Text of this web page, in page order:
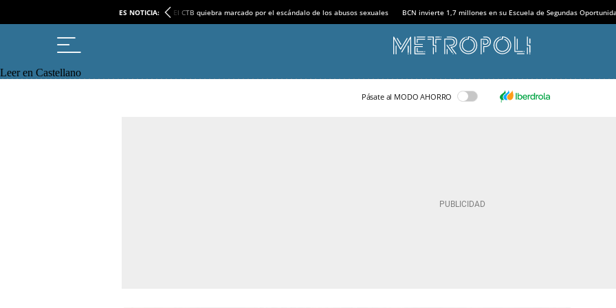
ES NOTICIA: El CTB quiebra marcado por el escándalo de los abusos sexuales BCN invierte 1,7 millones en su Escuela de Segundas
Leer en Castellano
Pásate al MODO AHORRO